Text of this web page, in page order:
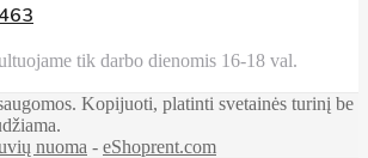
tik darbo dienomis 16-18 val.
Kopijuoti, platinti svetainės turinį be
nuoma - eShoprent.com